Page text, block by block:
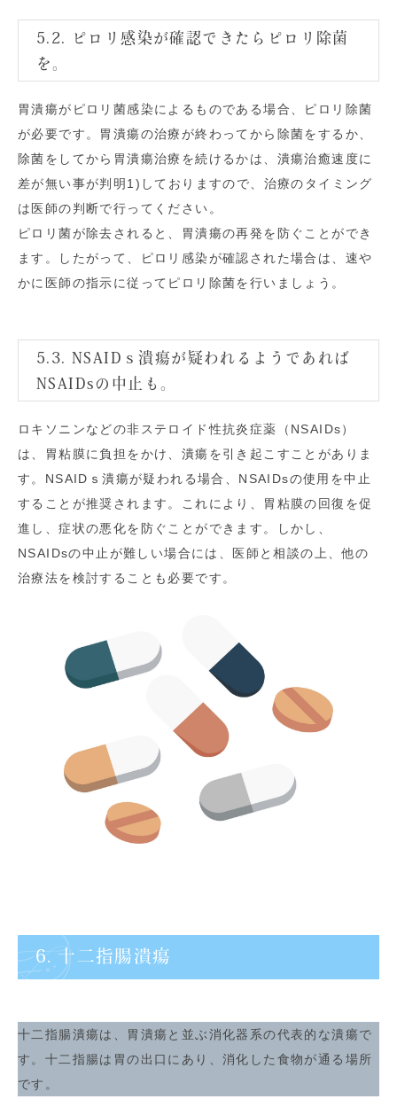
5.2. ピロリ感染が確認できたらピロリ除菌
を。
胃潰瘍がピロリ菌感染によるものである場合、ピロリ除菌
が必要です。胃潰瘍の治療が終わってから除菌をするか、
除菌をしてから胃潰瘍治療を続けるかは、潰瘍治癒速度に
差が無い事が判明 1) しておりますので、治療のタイミング
は医師の判断で行ってください。
ピロリ菌が除去されると、胃潰瘍の再発を防ぐことができ
ます。したがって、ピロリ感染が確認された場合は、速や
かに医師の指示に従ってピロリ除菌を行いましょう。
5.3. NSAIDｓ潰瘍が疑われるようであれば
NSAIDsの中止も。
ロキソニンなどの非ステロイド性抗炎症薬（NSAIDs）
は、胃粘膜に負担をかけ、潰瘍を引き起こすことがありま
す。NSAIDｓ潰瘍が疑われる場合、NSAIDsの使用を中止
することが推奨されます。これにより、胃粘膜の回復を促
進し、症状の悪化を防ぐことができます。しかし、
NSAIDsの中止が難しい場合には、医師と相談の上、他の
治療法を検討することも必要です。
6. 十二指腸潰瘍
十二指腸潰瘍は、胃潰瘍と並ぶ消化器系の代表的な潰瘍で
す。十二指腸は胃の出口にあり、消化した食物が通る場所
です。